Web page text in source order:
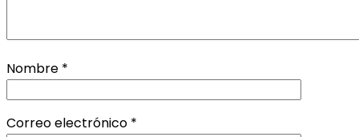
Nombre *
Correo electrónico *